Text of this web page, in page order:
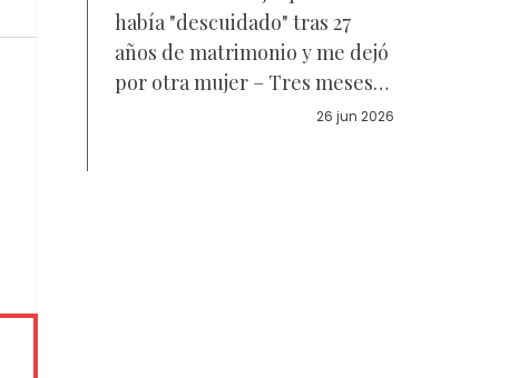
había "descuidado" tras 27
años de matrimonio y me dejó
por otra mujer – Tres meses
después, apareció en mi26 jun 2026